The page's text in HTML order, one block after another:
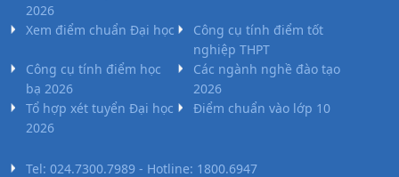
2026
Xem điểm chuẩn Đại học
Công cụ tính điểm tốt
nghiệp THPT
Công cụ tính điểm học
bạ 2026
Các ngành nghề đào tạo
2026
Tổ hợp xét tuyển Đại học
2026
Điểm chuẩn vào lớp 10
Tel: 024.7300.7989 - Hotline: 1800.6947